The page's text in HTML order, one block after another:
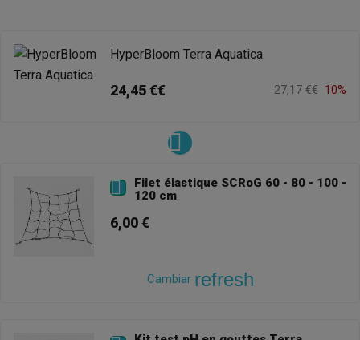
HyperBloom Terra Aquatica
24,45 €€ 27,17 €€ 10%

Filet élastique SCRoG 60 - 80 - 100 -
120 cm
6,00 €
Cambiar refresh